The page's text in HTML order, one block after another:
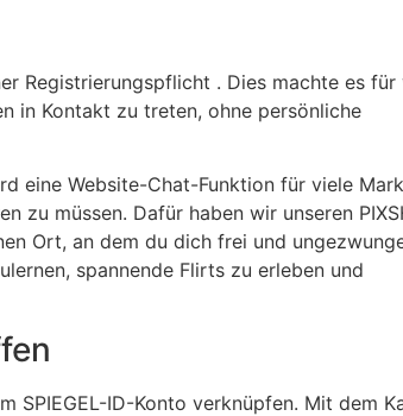
Registrierungspflicht . Dies machte es für
in Kontakt zu treten, ohne persönliche
eine Website-Chat-Funktion für viele
zu müssen. Dafür haben wir unseren
Ort, an dem du dich frei und
spannende Flirts zu erleben und
SPIEGEL-ID-Konto verknüpfen. Mit dem